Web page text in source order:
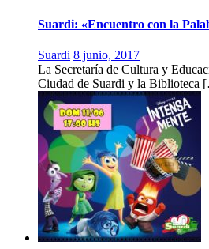
Suardi: «Encuentro con la
Suardi 8 junio, 2017
La Secretaría de Cultura y
Ciudad de Suardi y la Biblioteca